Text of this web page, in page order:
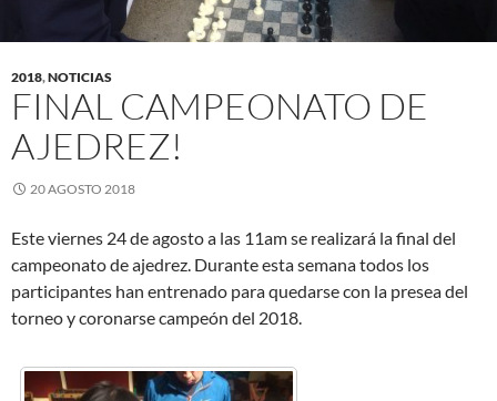
2018,NOTICIAS
FINAL CAMPEONATO DE
AJEDREZ!
20 AGOSTO 2018
Este viernes 24 de agosto a las 11am se realizará la final del
campeonato de ajedrez. Durante esta semana todos los
participantes han entrenado para quedarse con la presea del
torneo y coronarse campeón del 2018.